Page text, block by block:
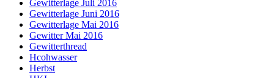
Gewitterlage Juli 2016
Gewitterlage Juni 2016
Gewitterlage Mai 2016
Gewitter Mai 2016
Gewitterthread
Hcohwasser
Herbst